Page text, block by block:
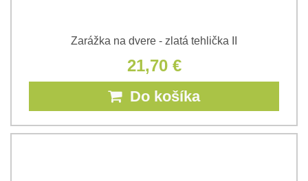
Zarážka na dvere - zlatá tehlička II
21,70 €
Do košíka